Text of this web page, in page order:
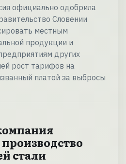
официально одобрила
Словении
местным
продукции и
других
рост тарифов на
платой за выбросы
стали